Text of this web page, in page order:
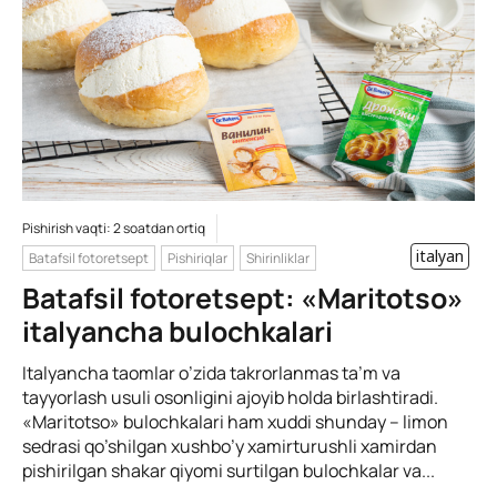
Pishirish vaqti: 2 soatdan ortiq
Batafsil fotoretsept
Pishiriqlar Shirinliklar italyan
Batafsil fotoretsept: «Maritotso»
italyancha bulochkalari
Italyancha taomlar o’zida takrorlanmas ta’m va
tayyorlash usuli osonligini ajoyib holda birlashtiradi.
«Maritotso» bulochkalari ham xuddi shunday – limon
sedrasi qo’shilgan xushbo’y xamirturushli xamirdan
pishirilgan shakar qiyomi surtilgan bulochkalar va...